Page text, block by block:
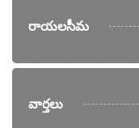
రాయలసీమ
వార్తలు